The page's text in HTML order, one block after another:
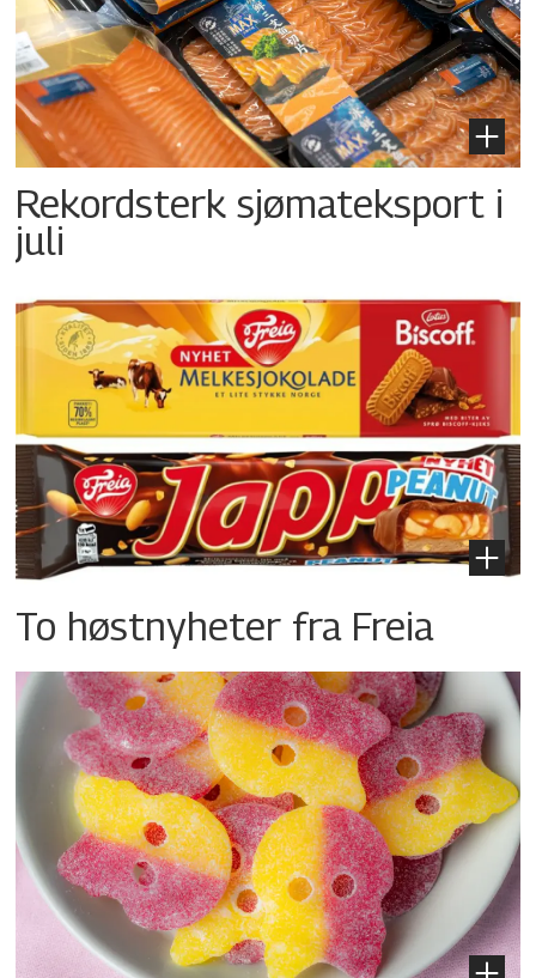
Rekordsterk sjømateksport i
juli
To høstnyheter fra Freia